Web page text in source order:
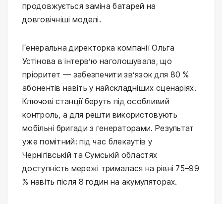
продовжується заміна батарей на
довговічніші моделі.
Генеральна директорка компанії Ольга
Устінова в інтерв’ю наголошувала, що
пріоритет — забезпечити зв’язок для 80 %
абонентів навіть у найскладніших сценаріях.
Ключові станції беруть під особливий
контроль, а для решти використовують
мобільні бригади з генераторами. Результат
уже помітний: під час блекаутів у
Чернігівській та Сумській областях
доступність мережі трималася на рівні 75–99
% навіть після 8 годин на акумуляторах.